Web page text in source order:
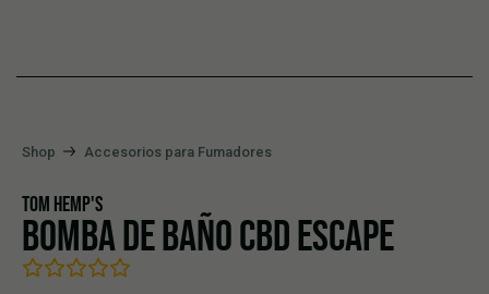
Shop Accesorios para Fumadores
TOM HEMP'S
BOMBA DE BAÑO CBD ESCAPE